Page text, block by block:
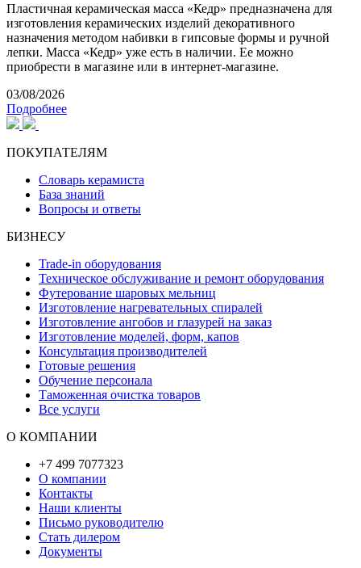
Пластичная керамическая масса «Кедр» предназначена для
изготовления керамических изделий декоративного
назначения методом набивки в гипсовые формы и ручной
лепки. Масса «Кедр» уже есть в наличии. Ее можно
приобрести в магазине или в интернет-магазине.
03/08/2026
Подробнее
ПОКУПАТЕЛЯМ
Словарь керамиста
База знаний
Вопросы и ответы
БИЗНЕСУ
Trade-in оборудования
Техническое обслуживание и ремонт оборудования
Футерование шаровых мельниц
Изготовление нагревательных спиралей
Изготовление ангобов и глазурей на заказ
Изготовление моделей, форм, капов
Консультация производителей
Готовые решения
Обучение персонала
Таможенная очистка товаров
Все услуги
О КОМПАНИИ
+7 499 7077323
О компании
Контакты
Наши клиенты
Письмо руководителю
Стать дилером
Документы